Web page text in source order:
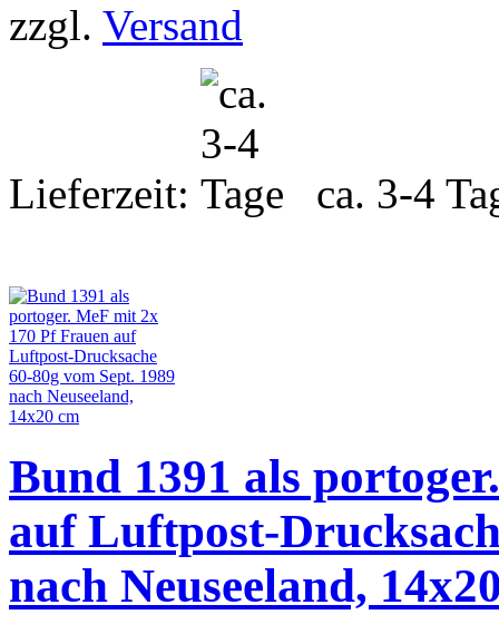
zzgl. Versand
Lieferzeit: ca. 3-4
Bund 1391 als
auf Luftpost-
nach Neuseeland,